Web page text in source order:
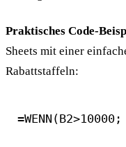
Praktisches Code-
Sheets mit einer
Rabattstaffeln: